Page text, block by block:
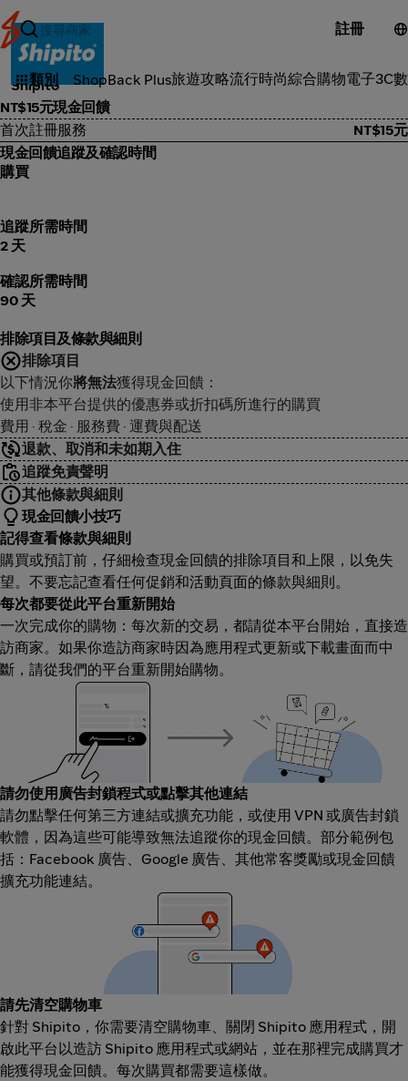
註冊
類別 ShopBack Plus旅遊攻略流行時尚綜合購物電子3C
工具服務
Shipito
NT$15元現金回饋
首次註冊服務
NT$15元
現金回饋追蹤及確認時間
購買
追蹤所需時間
2 天
確認所需時間
90 天
排除項目及條款與細則
排除項目
以下情況你將無法獲得現金回饋：
使用非本平台提供的優惠券或折扣碼所進行的購買
費用 · 稅金 · 服務費 · 運費與配送
退款、取消和未如期入住
追蹤免責聲明
其他條款與細則
現金回饋小技巧
記得查看條款與細則
購買或預訂前，仔細檢查現金回饋的排除項目和上限，以免失
望。不要忘記查看任何促銷和活動頁面的條款與細則。
每次都要從此平台重新開始
一次完成你的購物：每次新的交易，都請從本平台開始，直接造
訪商家。如果你造訪商家時因為應用程式更新或下載畫面而中
斷，請從我們的平台重新開始購物。
請勿使用廣告封鎖程式或點擊其他連結
請勿點擊任何第三方連結或擴充功能，或使用 VPN 或廣告封鎖
軟體，因為這些可能導致無法追蹤你的現金回饋。部分範例包
括：Facebook 廣告、Google 廣告、其他常客獎勵或現金回饋
擴充功能連結。
請先清空購物車
針對 Shipito，你需要清空購物車、關閉 Shipito 應用程式，開
啟此平台以造訪 Shipito 應用程式或網站，並在那裡完成購買才
能獲得現金回饋。每次購買都需要這樣做。